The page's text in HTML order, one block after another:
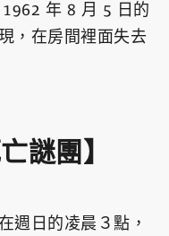
年 8 月 5 日的
，在房間裡面失去
謎團】
週日的凌晨３點，